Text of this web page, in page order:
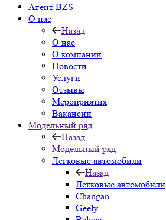
Агент BZS
О нас
Назад
О нас
О компании
Новости
Услуги
Отзывы
Мероприятия
Вакансии
Модельный ряд
Назад
Модельный ряд
Легковые автомобили
Назад
Легковые автомобили
Changan
Geely